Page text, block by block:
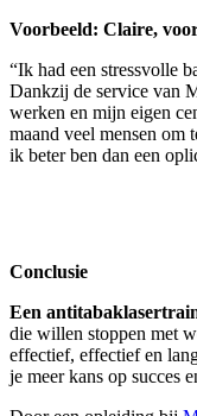
Voorbeeld: Claire,
“Ik had een stressvolle
Dankzij de service van
werken en mijn eigen
maand veel mensen om
ik beter ben dan een
Conclusie
Een
die willen stoppen met
effectief, effectief en
je meer kans op succes